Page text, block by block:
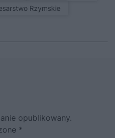
Rzymskie
opublikowany.
*